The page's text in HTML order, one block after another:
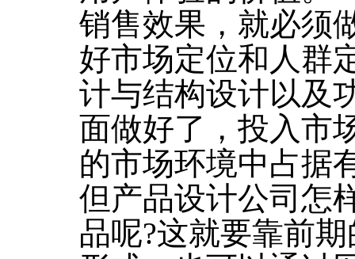
销售效果，就必须
好市场定位和人群
计与结构设计以及
面做好了，投入市
的市场环境中占据
但产品设计公司怎
品呢?这就要靠前